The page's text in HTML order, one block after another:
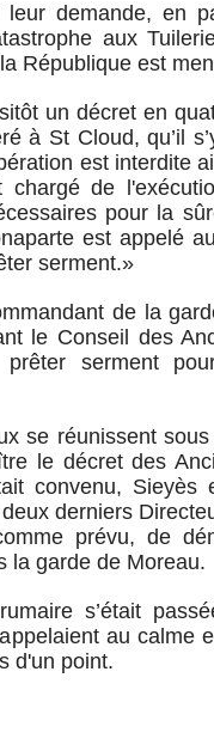
leur demande, en
aux
République est
un décret en
à St Cloud, qu’il
est interdite
de
pour la
est appelé
serment.»
de la
le Conseil des
serment
se réunissent
le décret des
convenu, Sieyès
derniers
prévu, de
la garde de Moreau.
s’était
au calme
d'un point.